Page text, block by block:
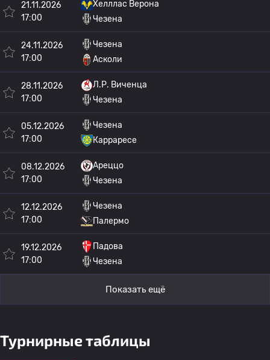
21.11.2026
17:00
Хелллас Верона
Чезена
24.11.2026
17:00
Чезена
Асколи
28.11.2026
17:00
Л.Р. Виченца
Чезена
05.12.2026
17:00
Чезена
Карраресе
08.12.2026
17:00
Ареццо
Чезена
12.12.2026
17:00
Чезена
Палермо
19.12.2026
17:00
Падова
Чезена
Показать ещё
Турнирные таблицы